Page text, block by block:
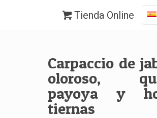
Tienda Online
Carpaccio de
oloroso,
payoya y
tiernas